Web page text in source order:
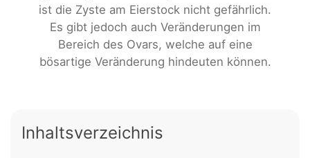
ist die Zyste am Eierstock nicht gefährlich.
Es gibt jedoch auch Veränderungen im
Bereich des Ovars, welche auf eine
bösartige Veränderung hindeuten können.
Inhaltsverzeichnis